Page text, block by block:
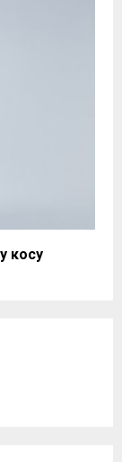
косу